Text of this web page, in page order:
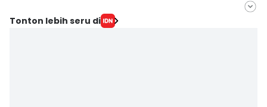
Editor
Tonton lebih seru di